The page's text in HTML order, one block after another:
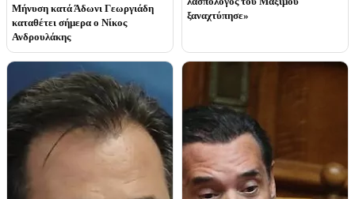
Μήνυση κατά Άδωνι Γεωργιάδη
καταθέτει σήμερα ο Νίκος
Ανδρουλάκης
ξαναχτύπησε»